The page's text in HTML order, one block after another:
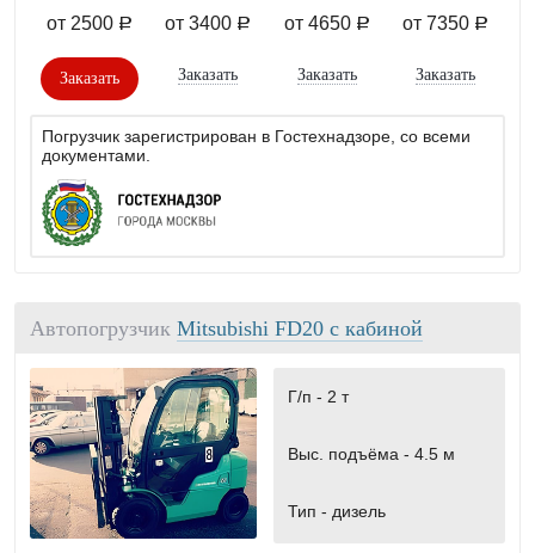
от 2500 a
Заказать
от 3400 a
Заказать
от 4650 a
Заказать
от 7350 a
Заказать
Погрузчик зарегистрирован в Гостехнадзоре, со всеми
документами.
Автопогрузчик Mitsubishi FD20 с кабиной
Г/п - 2 т
Выс. подъёма - 4.5 м
Тип - дизель